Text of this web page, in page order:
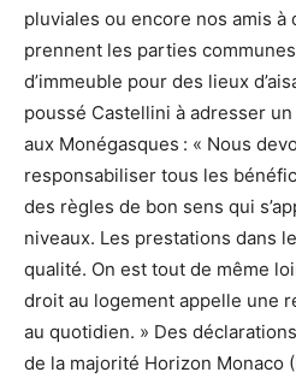
pluviales ou encore nos amis à
prennent les parties
d’immeuble pour des lieux
poussé Castellini à adresser
aux Monégasques : « Nous
responsabiliser tous les
des règles de bon sens qui
niveaux. Les prestations dans
qualité. On est tout de même
droit au logement appelle une
au quotidien. » Des
de la majorité Horizon Monaco